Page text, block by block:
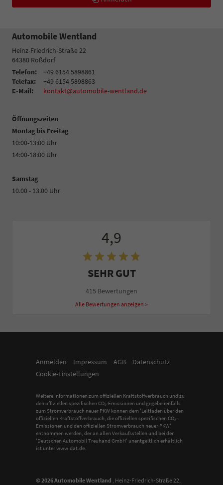
Automobile Wentland
Heinz-Friedrich-Straße 22
64380 Roßdorf
Telefon:
+49 6154 5898861
Telefax:
+49 6154 5898863
E-Mail:
kontakt@automobile-wentland.de
Öffnungszeiten
Montag bis Freitag
10:00-13:00 Uhr
14:00-18:00 Uhr
Samstag
10.00 - 13.00 Uhr
4,9
SEHR GUT
415 Bewertungen
Alle Bewertungen anzeigen >
Anmelden Impressum AGB
Datenschutz
Cookie-Einstellungen
Weitere Informationen zum offiziellen Kraftstoffverbrauch und zu
den offiziellen spezifischen CO2-Emissionen und gegebenenfalls
zum Stromverbrauch neuer PKW können dem 'Leitfaden über den
offiziellen Kraftstoffverbrauch, die offiziellen spezifischen CO2-
Emissionen und den offiziellen Stromverbrauch neuer PKW'
entnommen werden, der an allen Verkaufsstellen und bei der
'Deutschen Automobil Treuhand GmbH' unentgeltlich erhältlich
ist unter www.dat.de.
© 2026Automobile Wentland , Heinz-Friedrich-Straße 22,